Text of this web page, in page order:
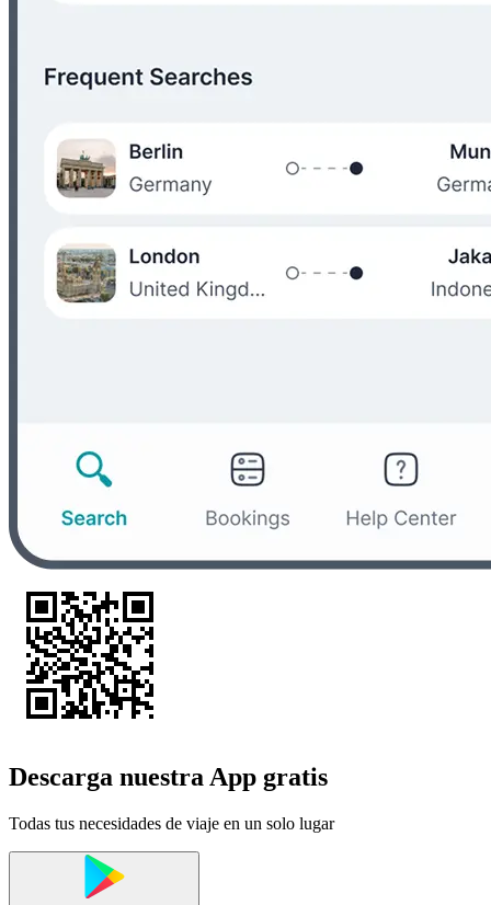
Descarga nuestra App gratis
Todas tus necesidades de viaje en un solo lugar